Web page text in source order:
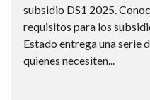
subsidio DS1 2025.
requisitos para los
Estado entrega una serie
quienes necesiten...